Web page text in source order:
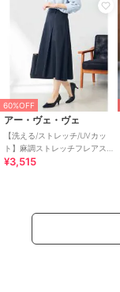
60%OFF
アー・ヴェ・ヴェ
【洗える/ストレッチ/UVカッ
ト】麻調ストレッチフレアス
カート
¥3,515